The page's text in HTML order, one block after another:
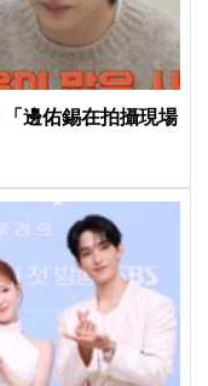
「邊佑錫在拍攝現場